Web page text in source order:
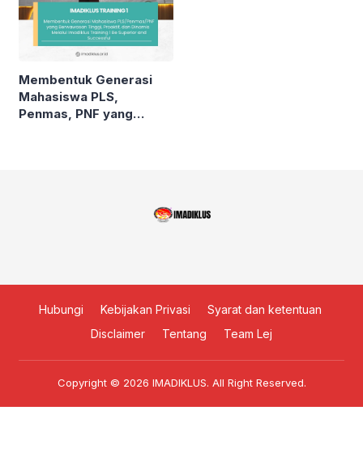
Membentuk Generasi
Mahasiswa PLS,
Penmas, PNF yang
Hubungi Kebijakan Privasi
Syarat dan ketentuan
Disclaimer
Tentang Team Lej
Copyright © 2026 IMADIKLUS. All Right Reserved.